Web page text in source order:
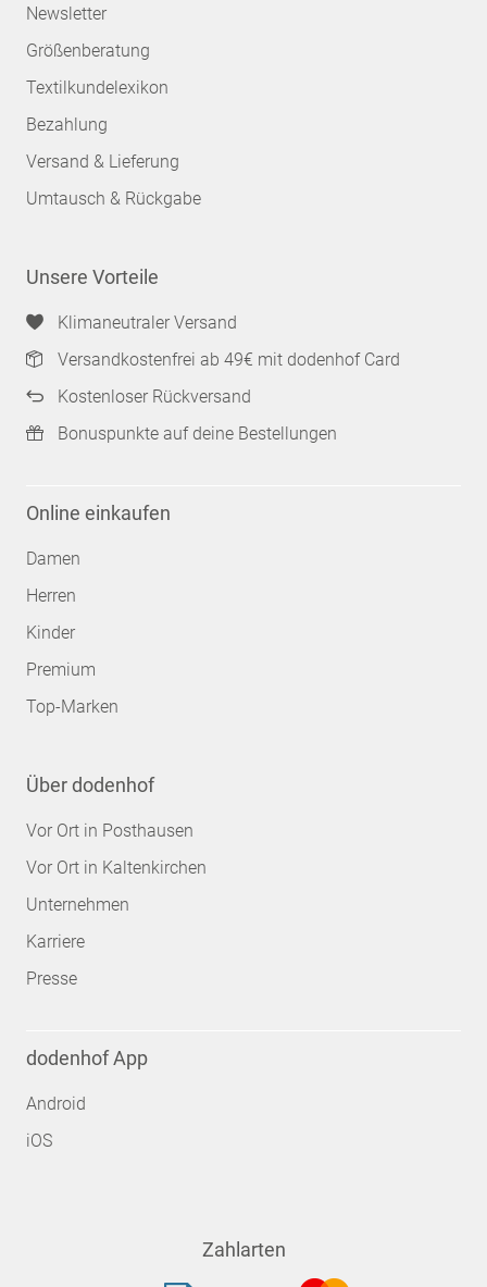
Newsletter
Größenberatung
Textilkundelexikon
Bezahlung
Versand & Lieferung
Umtausch & Rückgabe
Unsere Vorteile
Klimaneutraler Versand
Versandkostenfrei ab 49€ mit dodenhof Card
Kostenloser Rückversand
Bonuspunkte auf deine Bestellungen
Online einkaufen
Damen
Herren
Kinder
Premium
Top-Marken
Über dodenhof
Vor Ort in Posthausen
Vor Ort in Kaltenkirchen
Unternehmen
Karriere
Presse
dodenhof App
Android
iOS
Zahlarten